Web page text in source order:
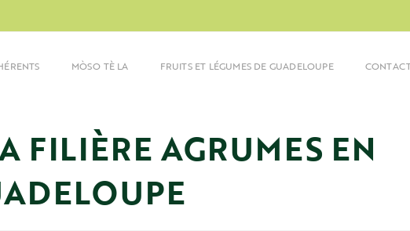
MÒSO TÈ LA FRUITS ET LÉGUMES DE GUADELOUPE
FILIÈRE AGRUMES EN